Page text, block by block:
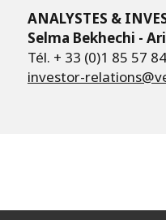
ANALYSTES &
Selma Bekhechi -
Tél. + 33 (0)1 85 57
investor-